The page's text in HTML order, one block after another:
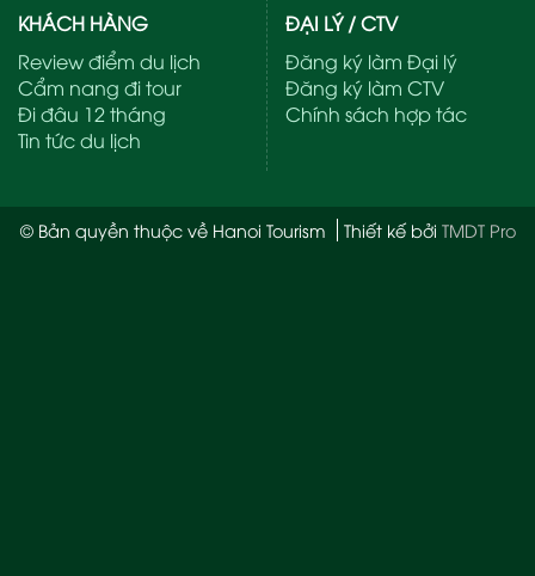
KHÁCH HÀNG
Review điểm du lịch
Cẩm nang đi tour
Đi đâu 12 tháng
Tin tức du lịch
ĐẠI LÝ / CTV
Đăng ký làm Đại lý
Đăng ký làm CTV
Chính sách hợp tác
© Bản quyền thuộc về Hanoi Tourism Thiết kế bởi TMDT Pro